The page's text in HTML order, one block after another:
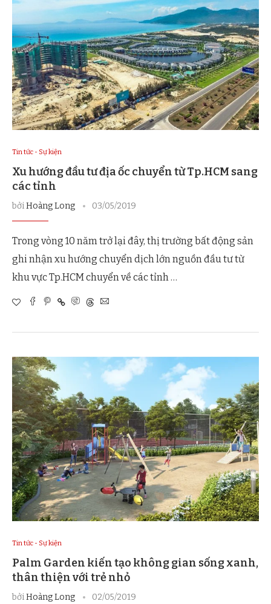
Tin tức - Sự kiện
Xu hướng đầu tư địa ốc chuyển từ Tp.HCM sang
các tỉnh
bởiHoàng Long 03/05/2019
Trong vòng 10 năm trở lại đây, thị trường bất động sản
ghi nhận xu hướng chuyển dịch lớn nguồn đầu tư từ
khu vực Tp.HCM chuyển về các tỉnh …
Tin tức - Sự kiện
Palm Garden kiến tạo không gian sống xanh,
thân thiện với trẻ nhỏ
bởiHoàng Long 02/05/2019